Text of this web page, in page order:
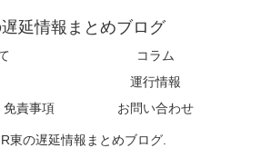
延情報まとめブログ
コラム
運行情報
免責事項
お問い合わせ
東の遅延情報まとめブログ.